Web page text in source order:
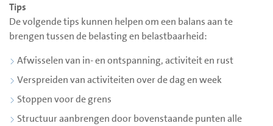
Tips
De volgende tips kunnen helpen om een balans aan te
brengen tussen de belasting en belastbaarheid:
Afwisselen van in- en ontspanning, activiteit en rust
Verspreiden van activiteiten over de dag en week
Stoppen voor de grens
Structuur aanbrengen door bovenstaande punten alle